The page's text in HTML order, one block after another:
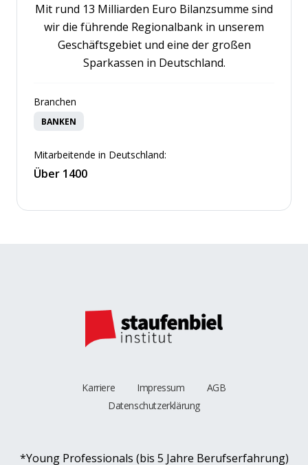
Mit rund 13 Milliarden Euro Bilanzsumme sind
wir die führende Regionalbank in unserem
Geschäftsgebiet und eine der großen
Sparkassen in Deutschland.
Branchen
BANKEN
Mitarbeitende in Deutschland:
Über 1400
Karriere Impressum
AGB
Datenschutzerklärung
*Young Professionals (bis 5 Jahre Berufserfahrung)